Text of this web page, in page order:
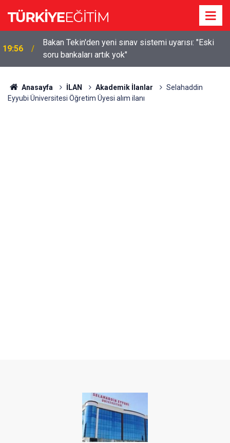
19:56
Bakan Tekin'den yeni sınav sistemi uyarısı: "Eski
soru bankaları artık yok"
Anasayfa İLAN Akademik İlanlar
Selahaddin
Eyyubi Üniversitesi Öğretim Üyesi alım ilanı